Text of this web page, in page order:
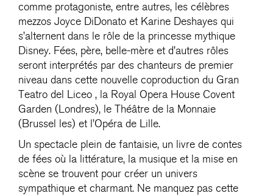
comme protagoniste, entre autres, les célèbres
mezzos Joyce DiDonato et Karine Deshayes qui
s’alternent dans le rôle de la princesse mythique
Disney. Fées, père, belle-mère et d’autres rôles
seront interprétés par des chanteurs de premier
niveau dans cette nouvelle coproduction du Gran
Teatro del Liceo , la Royal Opera House Covent
Garden (Londres), le Théâtre de la Monnaie
(Brussel les) et l’Opéra de Lille.
Un spectacle plein de fantaisie, un livre de contes
de fées où la littérature, la musique et la mise en
scène se trouvent pour créer un univers
sympathique et charmant. Ne manquez pas cette